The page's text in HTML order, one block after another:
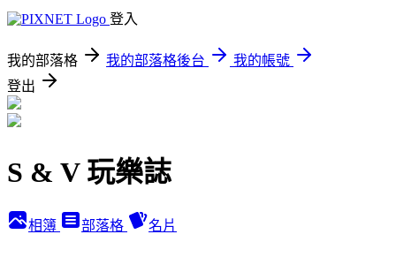
登入
我的部落格 我的部落格後台
我的帳號
登出
S & V 玩樂誌
相簿 部落格 名片